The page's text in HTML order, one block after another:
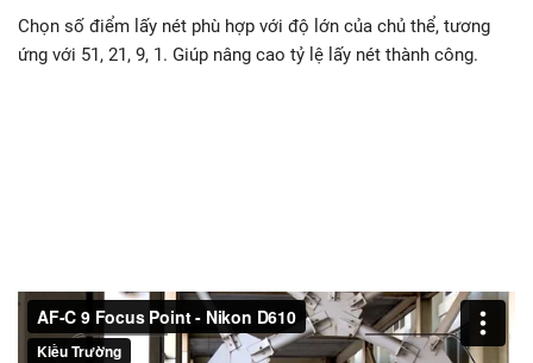
Chọn số điểm lấy nét phù hợp với độ lớn của chủ thể, tương
ứng với 51, 21, 9, 1. Giúp nâng cao tỷ lệ lấy nét thành công.